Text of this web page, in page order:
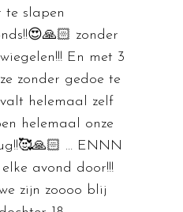
te slapen
zonder
En met 3
zonder gedoe te
helemaal zelf
helemaal onze
… ENNN
avond door!!!
zijn zoooo blij